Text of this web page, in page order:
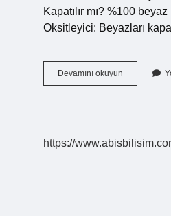
Kapatılır mı? %100
Oksitleyici: Beyazları
Devamını okuyun
Boyaya
https://